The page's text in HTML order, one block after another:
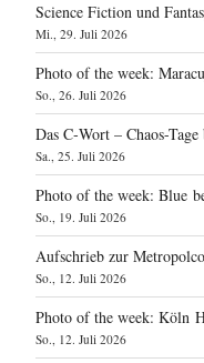
Science Fiction und
Mi., 29. Juli 2026
Photo of the week:
So., 26. Juli 2026
Das C‑Wort – Chaos-
Sa., 25. Juli 2026
Photo of the week: Blue
So., 19. Juli 2026
Aufschrieb zur
So., 12. Juli 2026
Photo of the week: Köln
So., 12. Juli 2026